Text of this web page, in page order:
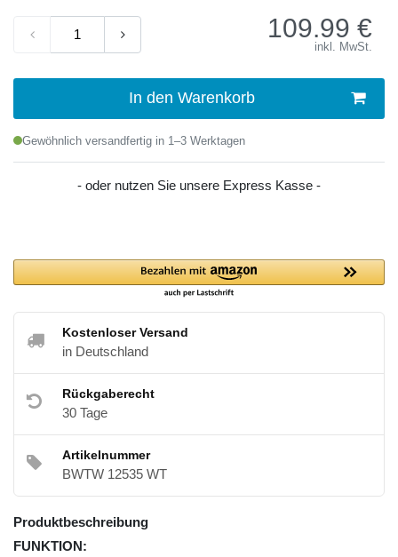
109.99 €
inkl. MwSt.
In den Warenkorb
Gewöhnlich versandfertig in 1–3 Werktagen
- oder nutzen Sie unsere Express Kasse -
Kostenloser Versand
in Deutschland
Rückgaberecht
30 Tage
Artikelnummer
BWTW 12535 WT
Produktbeschreibung
FUNKTION: